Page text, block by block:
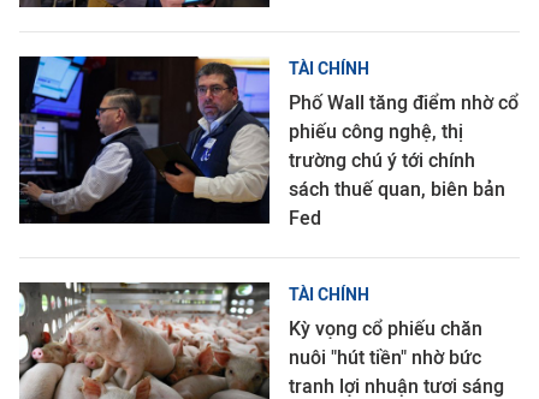
TÀI CHÍNH
Phố Wall tăng điểm nhờ cổ
phiếu công nghệ, thị
trường chú ý tới chính
sách thuế quan, biên bản
Fed
TÀI CHÍNH
Kỳ vọng cổ phiếu chăn
nuôi "hút tiền" nhờ bức
tranh lợi nhuận tươi sáng